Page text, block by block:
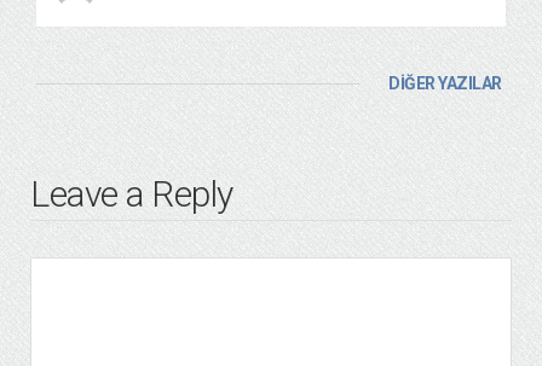
DİĞER YAZILAR
Leave a Reply